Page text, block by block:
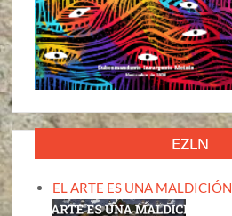
EZLN
EL ARTE ES UNA MALDICIÓN